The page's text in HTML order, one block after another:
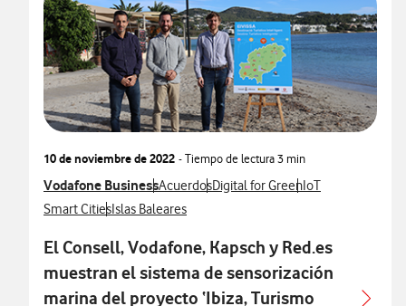
10 de noviembre de 2022 - Tiempo de lectura3 min
Ver más notas de prensa relacionados con
Vodafone BusinessVer más notas de prensa relacionados con
AcuerdosVer más notas de prensa
Digital for GreenVer más notas de
IoT
Ver más notas de prensa relacionados con
Smart CitiesVer más notas de prensa relacionados con
Islas Baleares
El Consell, Vodafone, Kapsch y Red.es
muestran el sistema de sensorización
marina del proyecto ‘Ibiza, Turismo